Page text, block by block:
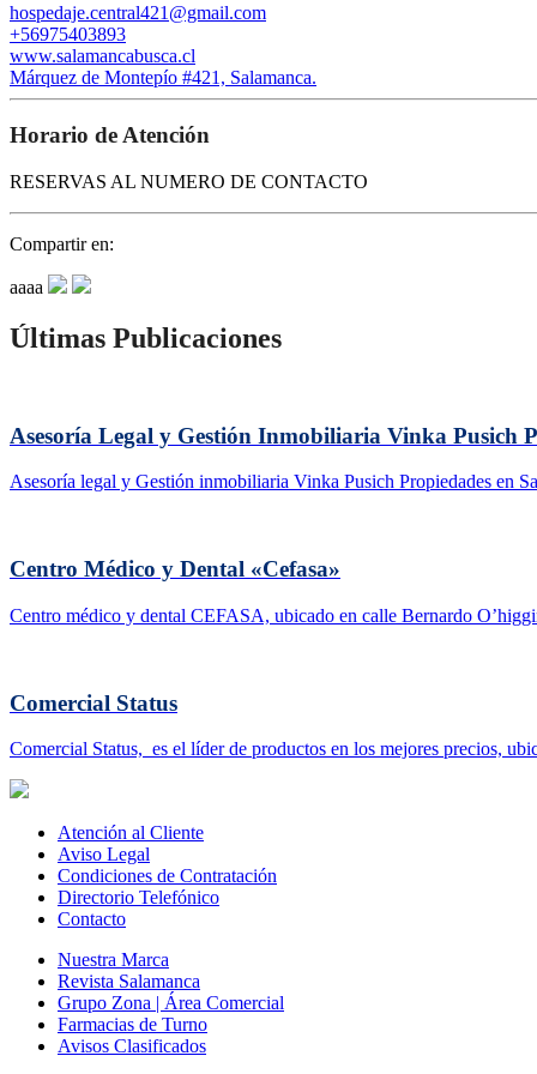
hospedaje.central421@gmail.com
+56975403893
www.salamancabusca.cl
Márquez de Montepío #421, Salamanca.
Horario de Atención
RESERVAS AL NUMERO DE CONTACTO
Compartir en:
aaaa
Últimas Publicaciones
Asesoría Legal y Gestión Inmobiliaria Vinka Pusich
Asesoría legal y Gestión inmobiliaria Vinka Pusich Propiedades en
Centro Médico y Dental «Cefasa»
Centro médico y dental CEFASA, ubicado en calle Bernardo
Comercial Status
Comercial Status, es el líder de productos en los mejores precios,
Atención al Cliente
Aviso Legal
Condiciones de Contratación
Directorio Telefónico
Contacto
Nuestra Marca
Revista Salamanca
Grupo Zona | Área Comercial
Farmacias de Turno
Avisos Clasificados